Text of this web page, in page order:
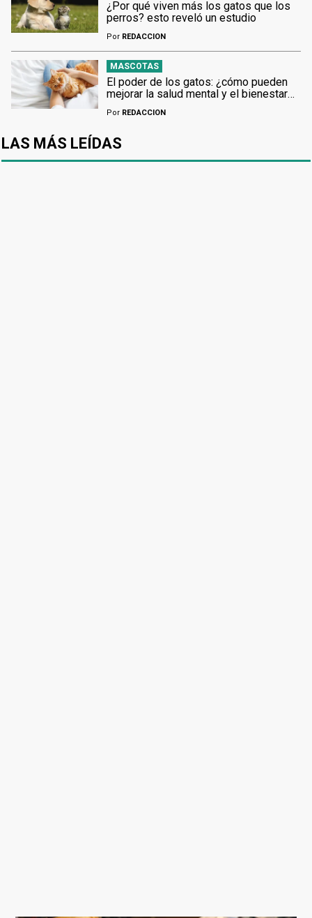
¿Por qué viven más los gatos que los
perros? esto reveló un estudio
PorREDACCION
MASCOTAS
El poder de los gatos: ¿cómo pueden
mejorar la salud mental y el bienestar
PorREDACCION
LAS MÁS LEÍDAS